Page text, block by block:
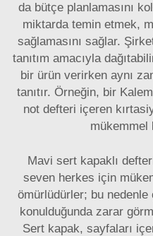
da bütçe planlamasını
miktarda temin etmek,
sağlamasını sağlar.
tanıtım amacıyla
bir ürün verirken aynı
tanıtır. Örneğin, bir
not defteri içeren
mükemmel
Mavi sert kapaklı
seven herkes için
ömürlüdürler; bu nedenle
konulduğunda zarar
Sert kapak, sayfaları